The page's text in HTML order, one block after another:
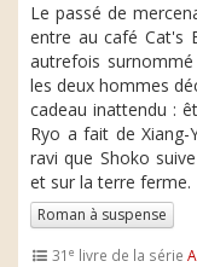
Le passé de
entre au café Cat's
autrefois
les deux hommes
cadeau inattendu :
Ryo a fait de
ravi que Shoko
et sur la terre ferme.
Roman à suspense
31e livre de la série